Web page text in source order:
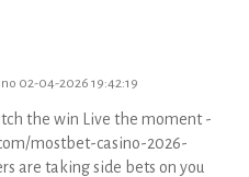
02-04-2026 19:42:19
the win Live the moment -
mostbet-casino-2026-
are taking side bets on you